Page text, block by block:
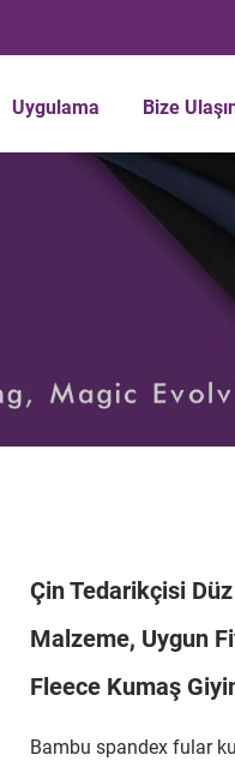
Uygulama Bize
Çin Tedarikçisi
Malzeme, Uygun
Fleece Kumaş
Bambu spandex fular